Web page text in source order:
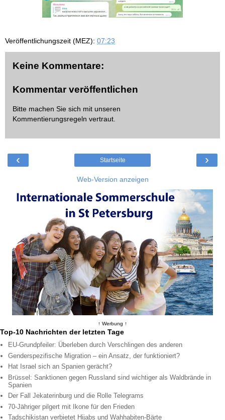
Veröffentlichungszeit (MEZ): 07:23
Keine Kommentare:
Kommentar veröffentlichen
Bitte machen Sie sich mit unseren
Kommentierungsregeln vertraut.
‹ ›
Startseite
Web-Version anzeigen
↑ Werbung ↑
Top-10 Nachrichten der letzten Tage
EU-Grundpfeiler: Überleben durch Verschlingen des anderen
Genderspezifische Migration – ein Ansatz, der funktioniert?
Hat Israel sich an Spanien gerächt?
Brüssel: Sanktionen gegen Russland sind wichtiger als Waldbrände in
Spanien
Der Fall Jekaterinburg und die Rolle Telegrams
70-Jähriger pilgert mit Ikone für den Frieden
Tadschikistan verbietet Hijabs und Wahhabiten-Bärte